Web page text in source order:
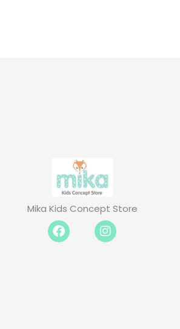
Mika Kids Concept Store
Facebook-
f
Instagram